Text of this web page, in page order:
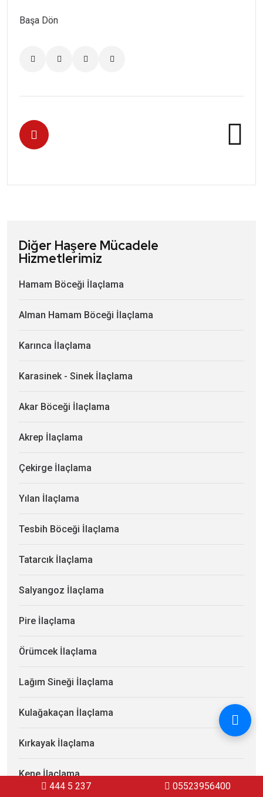
Başa Dön
Diğer Haşere Mücadele
Hizmetlerimiz
Hamam Böceği İlaçlama
Alman Hamam Böceği İlaçlama
Karınca İlaçlama
Karasinek - Sinek İlaçlama
Akar Böceği İlaçlama
Akrep İlaçlama
Çekirge İlaçlama
Yılan İlaçlama
Tesbih Böceği İlaçlama
Tatarcık İlaçlama
Salyangoz İlaçlama
Pire İlaçlama
Örümcek İlaçlama
Lağım Sineği İlaçlama
Kulağakaçan İlaçlama
Kırkayak İlaçlama
Kene İlaçlama
444 5 237
05523956400